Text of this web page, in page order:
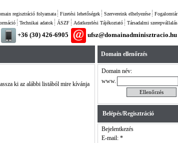
Fogalomtár
Szervereink elhelyezése
Fizetési lehetőségek
regisztráció folyamata
Társadalmi szerepvállalás
Adatkezelési Tájékoztató
ÁSZF
Technikai adatok
+36 (30) 426-6905 ufsz@domainadminisztracio.hu
ki az alábbi listából mire kívánja
Domain ellenőrzés
Domain név:
www.
Belépés/Regisztráció
Bejelentkezés
E-mail: *